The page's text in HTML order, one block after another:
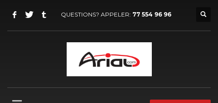
QUESTIONS? APPELER: 77 554 96 96